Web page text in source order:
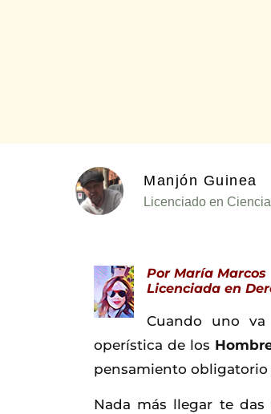
Manjón Guinea
Licenciado en
Por María Marcos
Licenciada en
Cuando uno
operística de los
pensamiento obligatorio
Nada más llegar te